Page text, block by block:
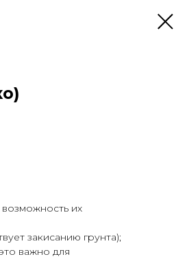
их
закисанию грунта);
важно для